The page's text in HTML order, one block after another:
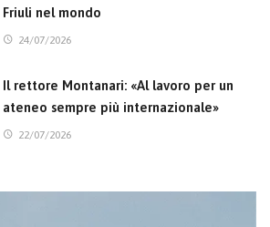
Friuli nel mondo
24/07/2026
Il rettore Montanari: «Al lavoro per un
ateneo sempre più internazionale»
22/07/2026